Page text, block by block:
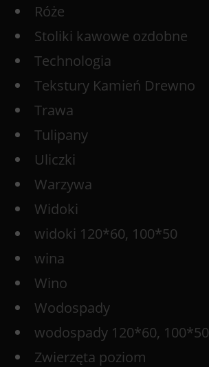
Róże
Stoliki kawowe ozdobne
Technologia
Tekstury Kamień Drewno
Trawa
Tulipany
Uliczki
Warzywa
Widoki
widoki 120*60, 100*50
wina
Wino
Wodospady
wodospady 120*60, 100*50
Zwierzęta poziom